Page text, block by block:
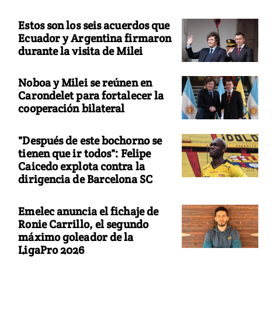
Estos son los seis acuerdos que
Ecuador y Argentina firmaron
durante la visita de Milei
Noboa y Milei se reúnen en
Carondelet para fortalecer la
cooperación bilateral
"Después de este bochorno se
tienen que ir todos": Felipe
Caicedo explota contra la
dirigencia de Barcelona SC
Emelec anuncia el fichaje de
Ronie Carrillo, el segundo
máximo goleador de la
LigaPro 2026